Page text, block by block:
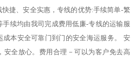
捷、安全实惠，专线的优势:手续简单-繁
手续均由我司完成费用低廉-专线的运输服
成本安全可靠门到门的安全海运服务。 安
安全放心。费用合理－可以为客户免去高